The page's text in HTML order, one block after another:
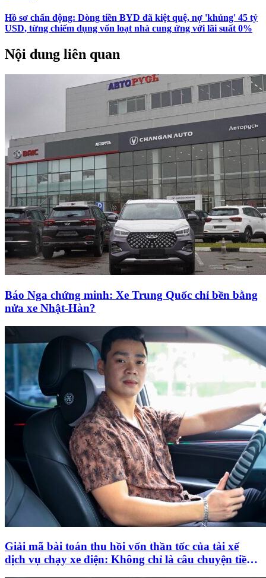
Hồ sơ chấn động: Dòng tiền BYD đã kiệt quệ, nợ 'khủng' 45 tỷ
USD, từng chiếm dụng vốn loạt nhà cung ứng với lãi suất 0%
Nội dung liên quan
Báo Nga chứng minh: Xe Trung Quốc chỉ bền bằng
nửa xe Nhật-Hàn?
Giải mã bài toán thu hồi vốn thần tốc của tài xế
dịch vụ chạy xe điện: Không chỉ là câu chuyện tiền